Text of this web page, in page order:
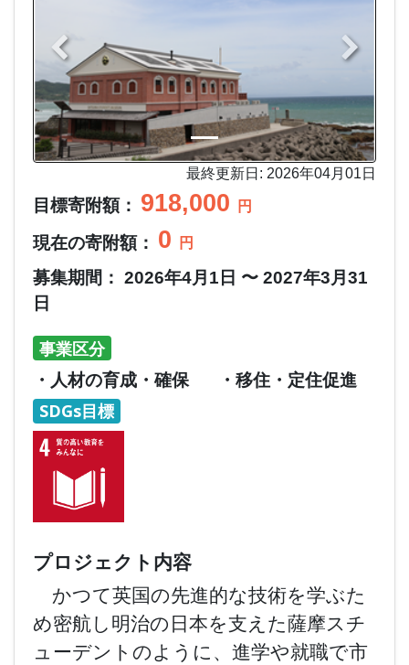
最終更新日: 2026年04月01日
目標寄附額： 918,000 円
現在の寄附額： 0 円
募集期間： 2026年4月1日 〜 2027年3月31
日
事業区分
・人材の育成・確保 ・移住・定住促進
SDGs目標
プロジェクト内容
かつて英国の先進的な技術を学ぶた
め密航し明治の日本を支えた薩摩スチ
ューデントのように、進学や就職で市